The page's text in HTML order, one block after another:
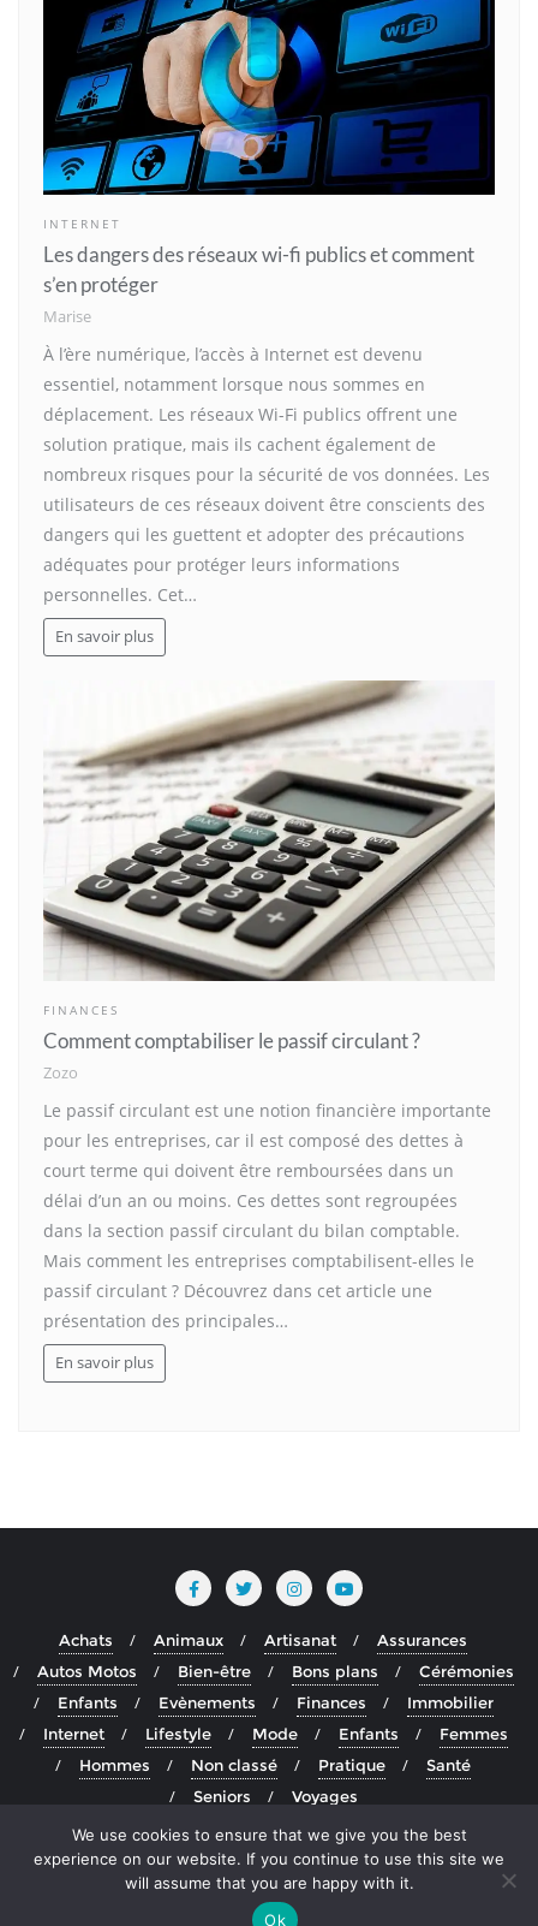
INTERNET
Les dangers des réseaux wi-fi publics et comment
s’en protéger
Marise
À l’ère numérique, l’accès à Internet est devenu
essentiel, notamment lorsque nous sommes en
déplacement. Les réseaux Wi-Fi publics offrent une
solution pratique, mais ils cachent également de
nombreux risques pour la sécurité de vos données. Les
utilisateurs de ces réseaux doivent être conscients des
dangers qui les guettent et adopter des précautions
adéquates pour protéger leurs informations
personnelles. Cet…
En savoir plus
FINANCES
Comment comptabiliser le passif circulant ?
Zozo
Le passif circulant est une notion financière importante
pour les entreprises, car il est composé des dettes à
court terme qui doivent être remboursées dans un
délai d’un an ou moins. Ces dettes sont regroupées
dans la section passif circulant du bilan comptable.
Mais comment les entreprises comptabilisent-elles le
passif circulant ? Découvrez dans cet article une
présentation des principales…
En savoir plus
Achats Animaux Artisanat
Assurances
Autos Motos
Bien-être Bons plans
Cérémonies
Enfants
Evènements Finances
Immobilier
Internet
Lifestyle Mode Enfants
Femmes
Hommes
Non classé Pratique
Santé
Seniors
Voyages
Copyright ©2026 Blog actualité francophone depuis le
groenland . All rights reserved.
Powered by WordPress
Designed byBizberg Themes
We use cookies to ensure that we give you the best
experience on our website. If you continue to use this site we
will assume that you are happy with it.
Ok